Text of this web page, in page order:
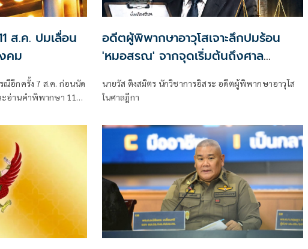
ส.ค. ปมเลื่อน
คม
ณีอีกครั้ง 7 ส.ค. ก่อนนัด
ะอ่านคำพิพากษา 11
อดีตผู้พิพากษาอาวุโสเจาะลึกปมร้อน
'หมอสรณ' จากจุดเริ่มต้นถึงศาล
นายวัส ติงสมิตร นักวิชาการอิสระ อดีตผู้พิพากษาอาวุโส
ในศาลฎีกา